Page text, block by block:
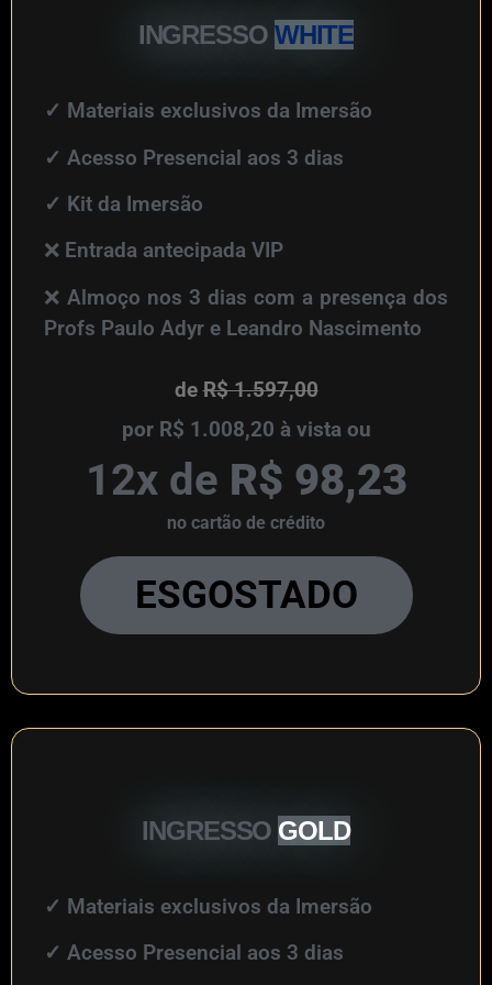
INGRESSO WHITE
✓ Materiais exclusivos da Imersão
✓ Acesso Presencial aos 3 dias
✓ Kit da Imersão
❌ Entrada antecipada VIP
❌ Almoço nos 3 dias com a presença dos
Profs Paulo Adyr e Leandro Nascimento
deR$ 1.597,00
por R$ 1.008,20 à vista ou
12x de R$ 98,23
no cartão de crédito
ESGOSTADO
INGRESSO GOLD
✓ Materiais exclusivos da Imersão
✓ Acesso Presencial aos 3 dias